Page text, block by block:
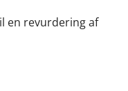
en revurdering af